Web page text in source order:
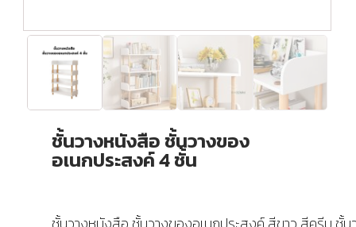
ชั้นวางหนังสือ ชั้นวางของ
อเนกประสงค์ 4 ชั้น